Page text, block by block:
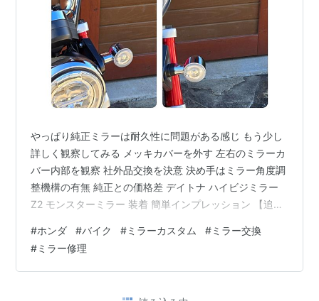
やっぱり純正ミラーは耐久性に問題がある感じ もう少し
詳しく観察してみる メッキカバーを外す 左右のミラーカ
バー内部を観察 社外品交換を決意 決め手はミラー角度調
整機構の有無 純正との価格差 デイトナ ハイビジミラー
Z2 モンスターミラー 装着 簡単インプレッション 【追記
のひび割れの続き やっぱり純正ミラーは耐久性に問題が
ある感じ 前回記事はこちら。その後、バイク屋さんに聞
いてみたところGB350でも同じ不具合の報告を受けてい
#ホンダ #バイク #ミラーカスタム #ミラー交換
#ミラー修理